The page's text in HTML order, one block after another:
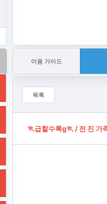
이용 가이드
목록
🏃급할수록g🏃 / 전 진 가